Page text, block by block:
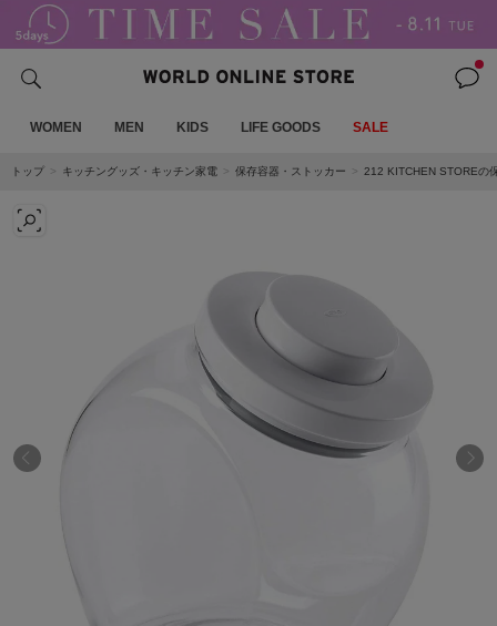
WOMEN MEN KIDS LIFE GOODS SALE
トップ キッチングッズ・キッチン家電 保存容器・ストッカー 212 KITCHEN STOREの